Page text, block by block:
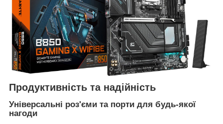
Продуктивність та надійність
Універсальні роз'єми та порти для будь-якої
нагоди